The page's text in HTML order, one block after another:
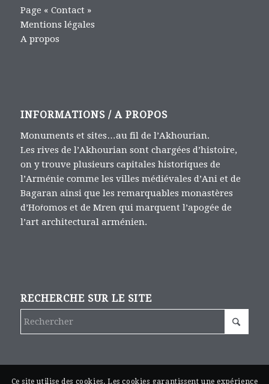
Page « Contact »
Mentions légales
A propos
INFORMATIONS / A PROPOS
Monuments et sites…au fil de l’Akhourian.
Les rives de l’Akhourian sont chargées d’histoire,
on y trouve plusieurs capitales historiques de
l’Arménie comme les villes médiévales d’Ani et de
Bagaran ainsi que les remarquables monastères
d’Hoṙomos et de Mren qui marquent l’apogée de
l’art architectural arménien.
RECHERCHE SUR LE SITE
Ce site utilise des cookies. Les cookies garantissent une expérience